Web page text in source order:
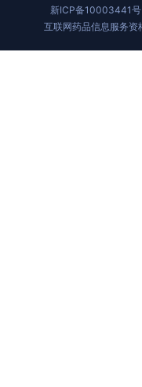
新ICP备10003441号
互联网药品信息服务